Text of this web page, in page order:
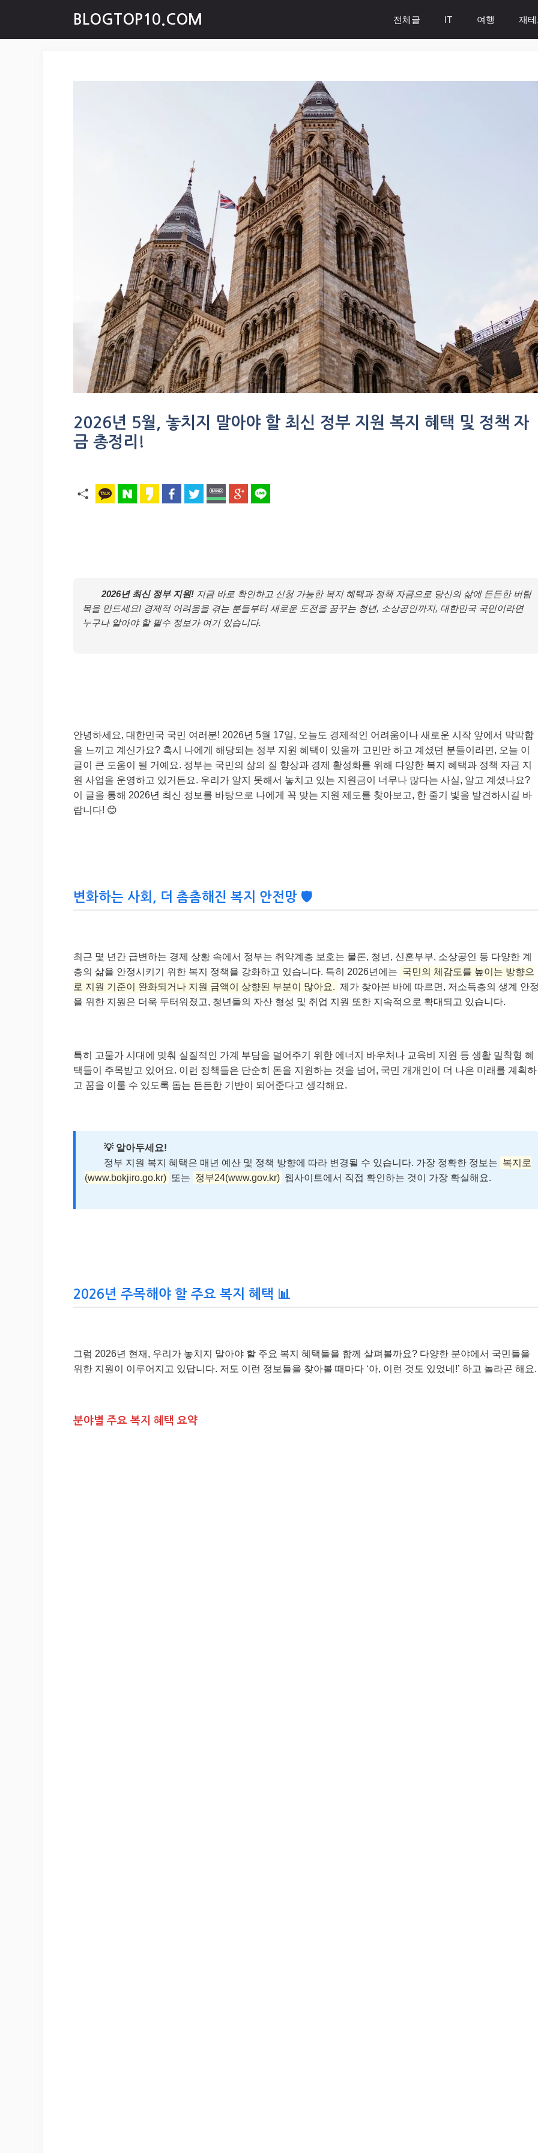
content
BLOGTOP10.COM 전체글 IT 여행 재
2026년 5월, 놓치지 말아야 할 최신 정부 지원 복지 혜택 및 정책 자
금 총정리!
2026년 최신 정부 지원! 지금 바로 확인하고 신청 가능한 복지 혜택과 정책 자금으로 당신의 삶에 든든한 버팀
목을 만드세요! 경제적 어려움을 겪는 분들부터 새로운 도전을 꿈꾸는 청년, 소상공인까지, 대한민국 국민이라면
누구나 알아야 할 필수 정보가 여기 있습니다.
안녕하세요, 대한민국 국민 여러분! 2026년 5월 17일, 오늘도 경제적인 어려움이나 새로운 시작 앞에서 막막함
을 느끼고 계신가요? 혹시 나에게 해당되는 정부 지원 혜택이 있을까 고민만 하고 계셨던 분들이라면, 오늘 이
글이 큰 도움이 될 거예요. 정부는 국민의 삶의 질 향상과 경제 활성화를 위해 다양한 복지 혜택과 정책 자금 지
원 사업을 운영하고 있거든요. 우리가 알지 못해서 놓치고 있는 지원금이 너무나 많다는 사실, 알고 계셨나요?
이 글을 통해 2026년 최신 정보를 바탕으로 나에게 꼭 맞는 지원 제도를 찾아보고, 한 줄기 빛을 발견하시길 바
랍니다! 😊
변화하는 사회, 더 촘촘해진 복지 안전망 🛡️
최근 몇 년간 급변하는 경제 상황 속에서 정부는 취약계층 보호는 물론, 청년, 신혼부부, 소상공인 등 다양한 계
층의 삶을 안정시키기 위한 복지 정책을 강화하고 있습니다. 특히 2026년에는 국민의 체감도를 높이는 방향으
로 지원 기준이 완화되거나 지원 금액이 상향된 부분이 많아요. 제가 찾아본 바에 따르면, 저소득층의 생계 안
을 위한 지원은 더욱 두터워졌고, 청년들의 자산 형성 및 취업 지원 또한 지속적으로 확대되고 있습니다.
특히 고물가 시대에 맞춰 실질적인 가계 부담을 덜어주기 위한 에너지 바우처나 교육비 지원 등 생활 밀착형 혜
택들이 주목받고 있어요. 이런 정책들은 단순히 돈을 지원하는 것을 넘어, 국민 개개인이 더 나은 미래를 계획하
고 꿈을 이룰 수 있도록 돕는 든든한 기반이 되어준다고 생각해요.
💡 알아두세요!
정부 지원 복지 혜택은 매년 예산 및 정책 방향에 따라 변경될 수 있습니다. 가장 정확한 정보는 복지로
(www.bokjiro.go.kr) 또는 정부24(www.gov.kr) 웹사이트에서 직접 확인하는 것이 가장 확실해요.
2026년 주목해야 할 주요 복지 혜택 📊
그럼 2026년 현재, 우리가 놓치지 말아야 할 주요 복지 혜택들을 함께 살펴볼까요? 다양한 분야에서 국민들을
위한 지원이 이루어지고 있답니다. 저도 이런 정보들을 찾아볼 때마다 ‘아, 이런 것도 있었네!’ 하고 놀라곤 해요.
분야별 주요 복지 혜택 요약